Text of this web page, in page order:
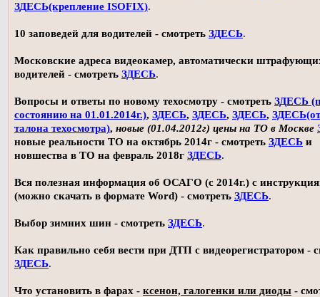
ЗДЕСЬ(крепление ISOFIX).
10 заповедей для водителей - смотреть ЗДЕСЬ.
Московские адреса видеокамер, автоматически
водителей - смотреть ЗДЕСЬ.
Вопросы и ответы по новому техосмотру - смотреть ЗДЕСЬ
состоянию на 01.01.2014г.), ЗДЕСЬ, ЗДЕСЬ, ЗДЕСЬ,
талона техосмотра), новые (01.04.2012г) цены на ТО в Москве
новые реальности ТО на октябрь 2014г - смотреть ЗДЕСЬ и
новшества в ТО на февраль 2018г ЗДЕСЬ.
Вся полезная информация об ОСАГО (с 2014г.) с
(можно скачать в формате Word) - смотреть ЗДЕСЬ.
Выбор зимних шин - смотреть ЗДЕСЬ.
Как правильно себя вести при ДТП с видеорегистратором -
ЗДЕСЬ.
Что установить в фарах - ксенон, галогенки или диоды -